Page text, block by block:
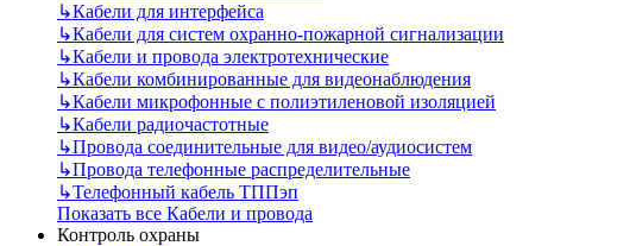
↳Кабели для интерфейса
↳Кабели для систем охранно-пожарной сигнализации
↳Кабели и провода электротехнические
↳Кабели комбинированные для видеонаблюдения
↳Кабели микрофонные с полиэтиленовой изоляцией
↳Кабели радиочастотные
↳Провода соединительные для видео/аудиосистем
↳Провода телефонные распределительные
↳Телефонный кабель ТППэп
Показать все Кабели и провода
Контроль охраны